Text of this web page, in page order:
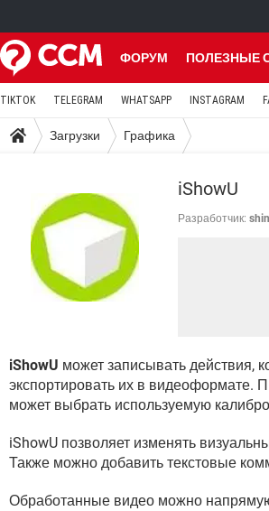
ФОРУМ ПОЛЕЗНЫЕ
TIKTOK TELEGRAM WHATSAPP INSTAGRAM
Загрузки Графика
iShowU
Разработчик:
iShowU может записывать действия,
экспортировать их в видеоформате.
может выбрать используемую
iShowU позволяет изменять
Также можно добавить текстовые
Обработанные видео можно